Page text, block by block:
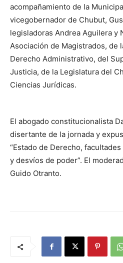
acompañamiento de la
vicegobernador de Chubut,
legisladoras Andrea Aguilera y
Asociación de Magistrados, de
Derecho Administrativo, del
Justicia, de la Legislatura del
Ciencias Jurídicas.
El abogado constitucionalista
disertante de la jornada y
“Estado de Derecho,
y desvíos de poder”. El
Guido Otranto.